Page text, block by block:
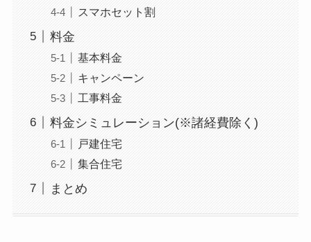
スマホセット割
料金
基本料金
キャンペーン
工事料金
料金シミュレーション(※諸経費除く)
戸建住宅
集合住宅
まとめ